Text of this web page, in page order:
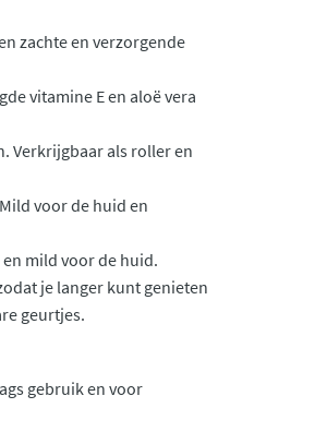
zachte en verzorgende
vitamine E en aloë vera
Verkrijgbaar als roller en
voor de huid en
mild voor de huid.
je langer kunt genieten
geurtjes.
gebruik en voor